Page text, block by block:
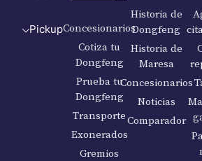
PickupConcesionarios
Cotiza tu
Dongfeng
Prueba tu
Dongfeng
Transporte
Exonerados
Gremios
Historia de
Dongfeng
Historia de
Maresa
Concesionarios
Noticias
Comparador